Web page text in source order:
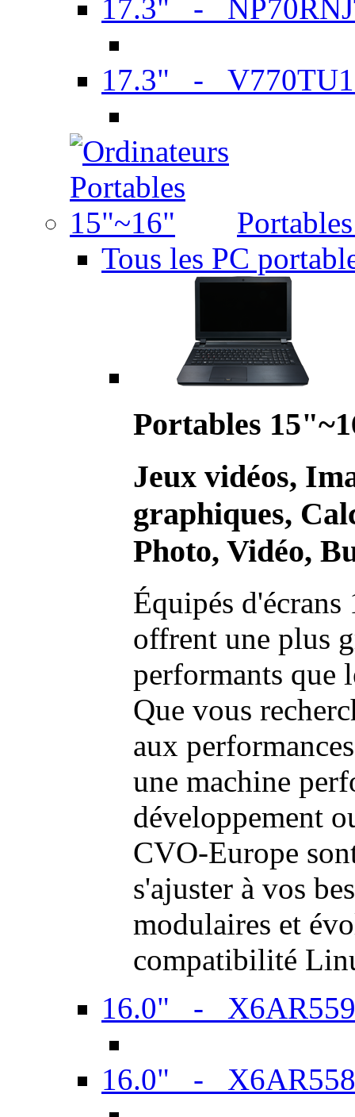
17.3" -
17.3" -
Tous les PC
Portables
Jeux vidéos,
graphiques,
Photo, Vidéo,
Équipés
offrent une plus
performants que
Que vous
aux
une machine
développement
CVO-Europe
s'ajuster à vos
modulaires et
compatibilité
16.0" -
16.0" -